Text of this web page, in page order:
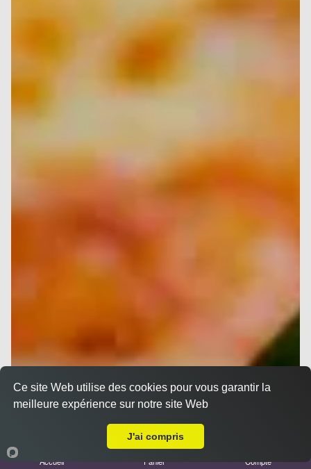
Accueil Panier Compte
Ce site Web utilise des cookies pour vous garantir la
meilleure expérience sur notre site Web
J'ai compris